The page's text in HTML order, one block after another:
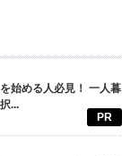
始める人必見！ 一人暮
...
PR